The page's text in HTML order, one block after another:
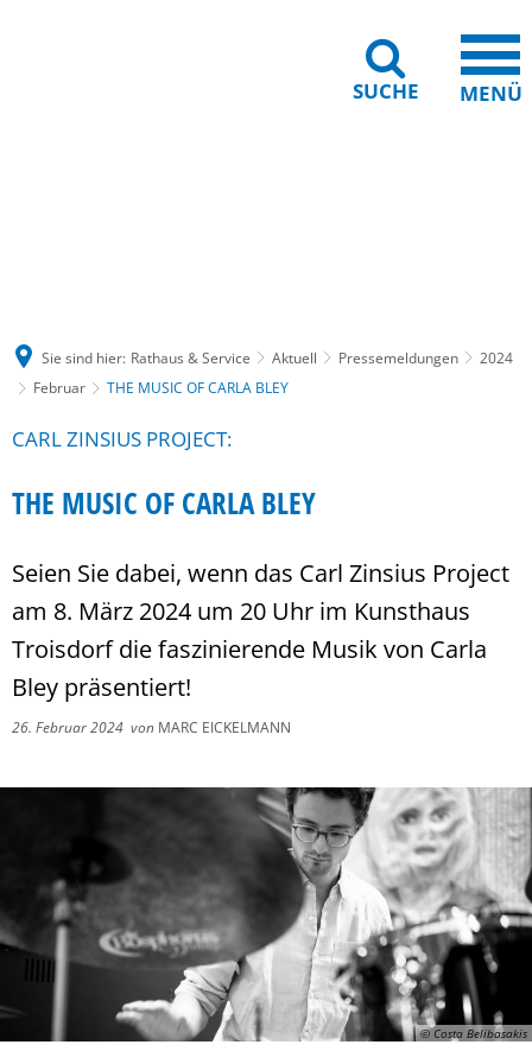
SUCHE MENÜ
Sie sind hier: Rathaus & Service Aktuell Pressemeldungen
2024
Februar
THE MUSIC OF CARLA BLEY
CARL ZINSIUS PROJECT:
THE MUSIC OF CARLA BLEY
Seien Sie dabei, wenn das Carl Zinsius Project
am 8. März 2024 um 20 Uhr im Kunsthaus
Troisdorf die faszinierende Musik von Carla
Bley präsentiert!
26. Februar 2024 von MARC EICKELMANN
© Costa Belibasakis